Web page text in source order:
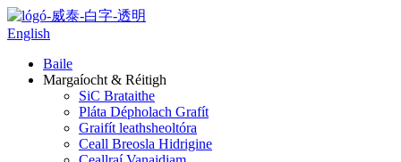
English
Baile
Margaíocht & Réitigh
SiC Brataithe
Pláta Dépholach Grafít
Graifít leathsheoltóra
Ceall Breosla Hidrigine